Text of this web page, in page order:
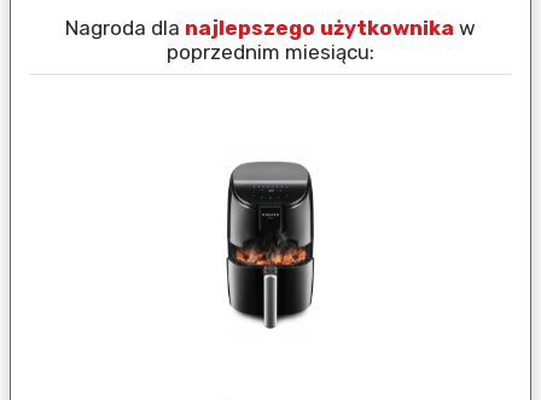
Nagroda dla najlepszego użytkownika w
poprzednim miesiącu: